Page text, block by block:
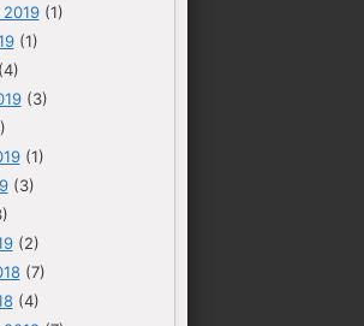
(1)
(1)
(3)
(1)
(3)
(2)
(7)
(4)